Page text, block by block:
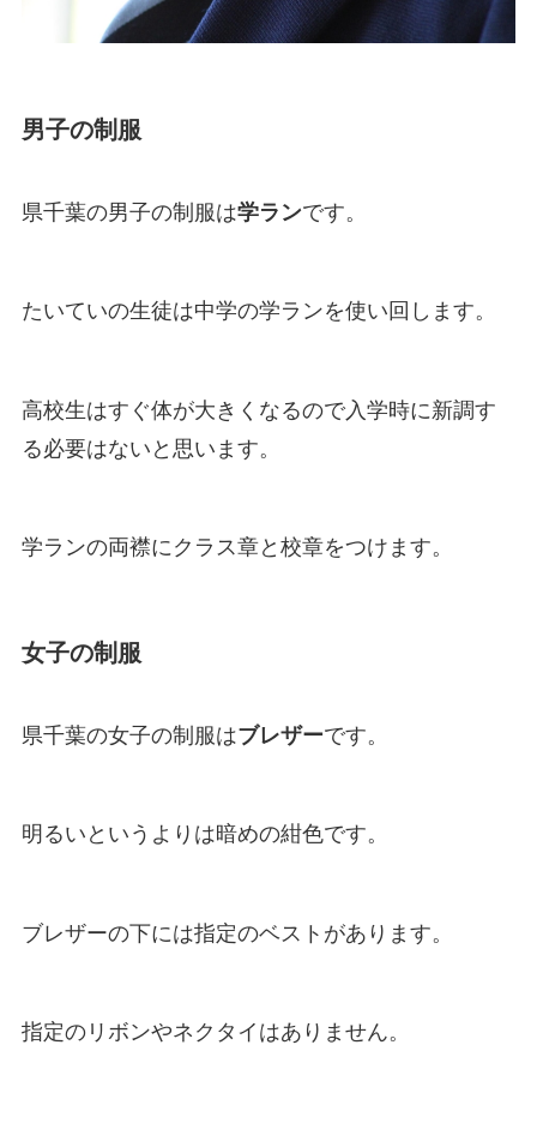
男子の制服
県千葉の男子の制服は学ランです。
たいていの生徒は中学の学ランを使い回します。
高校生はすぐ体が大きくなるので入学時に新調す
る必要はないと思います。
学ランの両襟にクラス章と校章をつけます。
女子の制服
県千葉の女子の制服はブレザーです。
明るいというよりは暗めの紺色です。
ブレザーの下には指定のベストがあります。
指定のリボンやネクタイはありません。